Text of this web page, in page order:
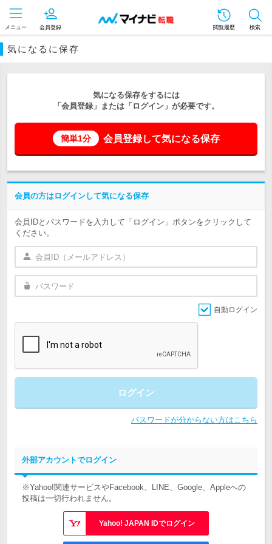
メニュー 会員登録 閲覧履歴 検索
気になるに保存
気になる保存をするには
「会員登録」または「ログイン」が必要です。
簡単1分 会員登録して気になる保存
会員の方はログインして気になる保存
会員IDとパスワードを入力して「ログイン」ボタンをクリックして
ください。
自動ログイン
ログイン
パスワードが分からない方はこちら
外部アカウントでログイン
※Yahoo!関連サービスやFacebook、LINE、Google、Appleへの
投稿は一切行われません。
Yahoo! JAPAN IDでログイン